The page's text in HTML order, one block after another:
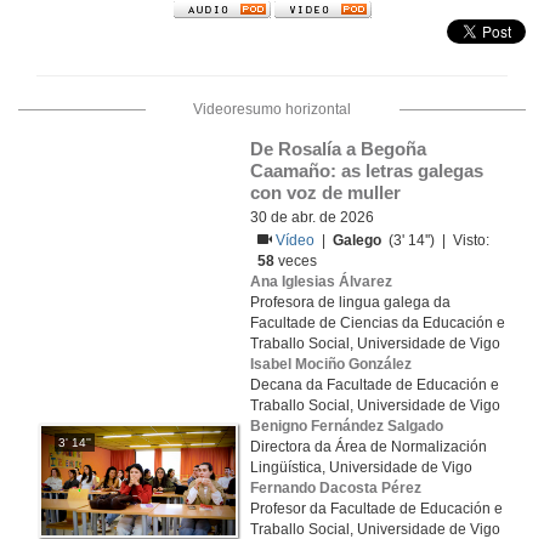
Videoresumo horizontal
3' 14''
De Rosalía a Begoña
Caamaño: as letras galegas
con voz de muller
30 de abr. de 2026
Vídeo
|Galego (3' 14'') | Visto:
58 veces
Ana Iglesias Álvarez
Profesora de lingua galega da
Facultade de Ciencias da Educación e
Traballo Social, Universidade de Vigo
Isabel Mociño González
Decana da Facultade de Educación e
Traballo Social, Universidade de Vigo
Benigno Fernández Salgado
Directora da Área de Normalización
Lingüística, Universidade de Vigo
Fernando Dacosta Pérez
Profesor da Facultade de Educación e
Traballo Social, Universidade de Vigo